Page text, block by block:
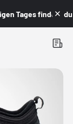
Tages findest du